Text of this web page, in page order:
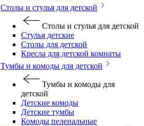
Столы и стулья для детской
Столы и стулья для детской
Стулья детские
Столы для детской
Кресла для детской комнаты
Тумбы и комоды для детской
Тумбы и комоды для
детской
Детские комоды
Детские тумбы
Комоды пеленальные